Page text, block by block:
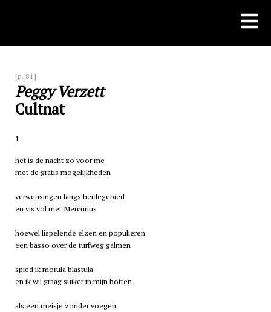
[p. 81]
Peggy Verzett
Cultnat
1
het is de nacht zo voor me
met de gratis mogelijkheden
verwensingen langs heidegebied
en vis vol met Mercurius
hoewel lispelende elzen en populieren
een basso over de turfweg galmen
spied ik morula blastula
en ik wil graag suiker in mijn botten
als een meisje zonder voegen